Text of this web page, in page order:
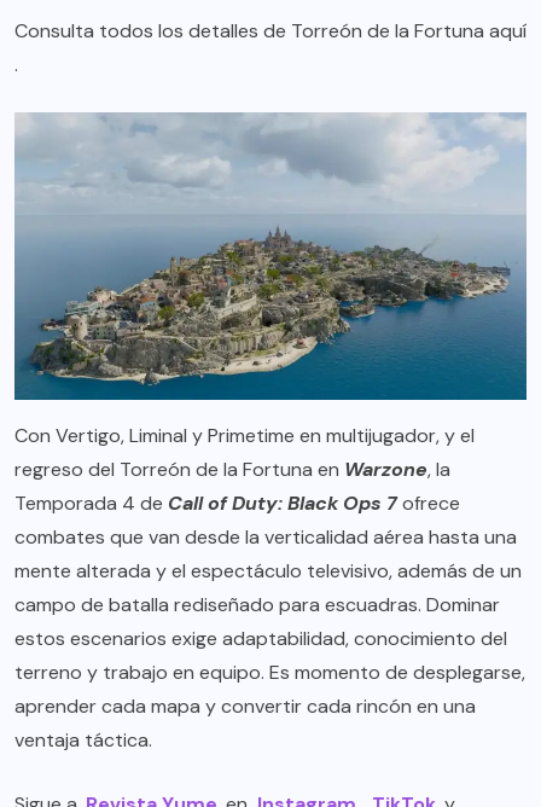
Consulta todos los detalles de Torreón de la Fortuna aquí
.
Con Vertigo, Liminal y Primetime en multijugador, y el
regreso del Torreón de la Fortuna en Warzone, la
Temporada 4 de Call of Duty: Black Ops 7ofrece
combates que van desde la verticalidad aérea hasta una
mente alterada y el espectáculo televisivo, además de un
campo de batalla rediseñado para escuadras. Dominar
estos escenarios exige adaptabilidad, conocimiento del
terreno y trabajo en equipo. Es momento de desplegarse,
aprender cada mapa y convertir cada rincón en una
ventaja táctica.